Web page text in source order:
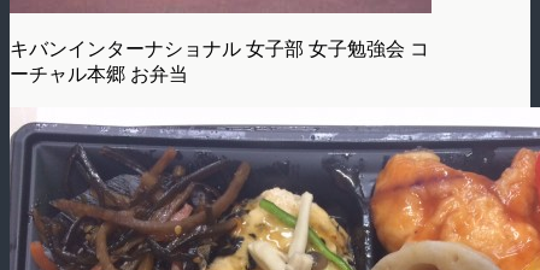
キバンインターナショナル 女子部 女子勉強会 コ
ーチャル本郷 お弁当